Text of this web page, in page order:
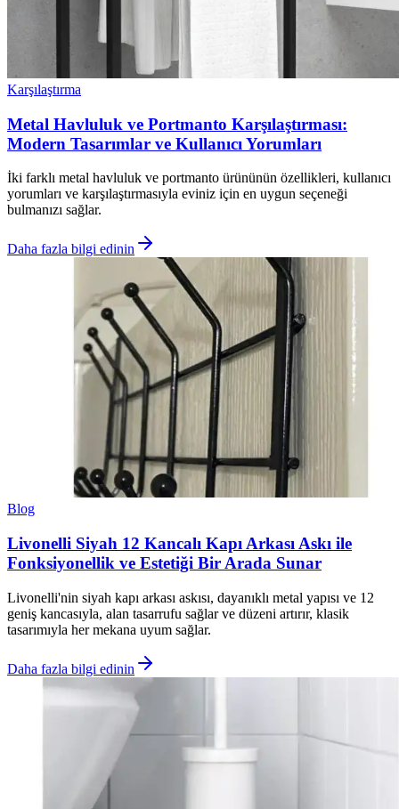
Karşılaştırma
Metal Havluluk ve Portmanto Karşılaştırması:
Modern Tasarımlar ve Kullanıcı Yorumları
İki farklı metal havluluk ve portmanto ürününün özellikleri, kullanıcı
yorumları ve karşılaştırmasıyla eviniz için en uygun seçeneği
bulmanızı sağlar.
Daha fazla bilgi edinin
Blog
Livonelli Siyah 12 Kancalı Kapı Arkası Askı ile
Fonksiyonellik ve Estetiği Bir Arada Sunar
Livonelli'nin siyah kapı arkası askısı, dayanıklı metal yapısı ve 12
geniş kancasıyla, alan tasarrufu sağlar ve düzeni artırır, klasik
tasarımıyla her mekana uyum sağlar.
Daha fazla bilgi edinin